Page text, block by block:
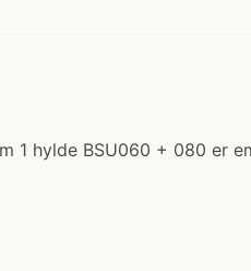
1 hylde BSU060 + 080 er